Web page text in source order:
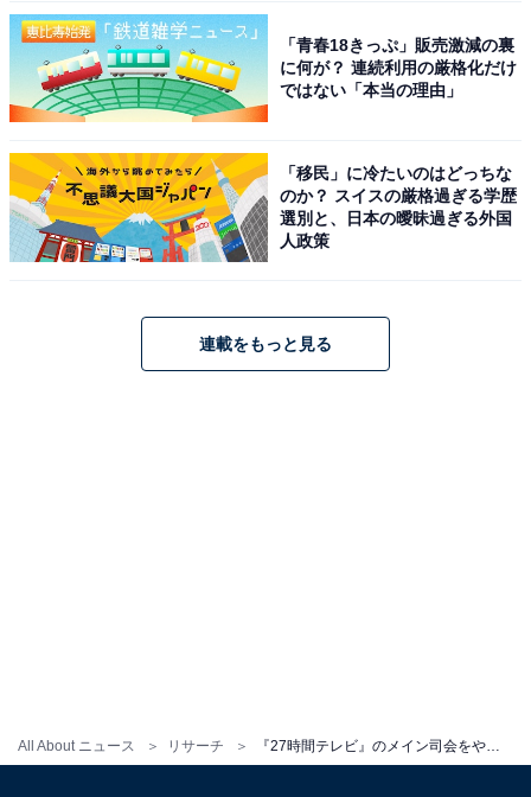
All About ニュース リサーチ
るか見てみたいと思うから」（40代男性／静岡県）
「担当回数を鑑みてもミスター２７時間テレビといって
SMAPが１つの番組に集まっているところをまた見た
い」（30代女性／鹿児島県）
「青春18きっぷ」販売激減の裏
に何が？ 連続利用の厳格化だけ
ではない「本当の理由」
「移民」に冷たいのはどっちな
のか？ スイスの厳格過ぎる学歴
選別と、日本の曖昧過ぎる外国
人政策
連載をもっと見る